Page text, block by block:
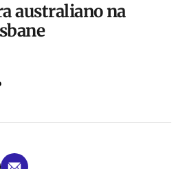
australiano na